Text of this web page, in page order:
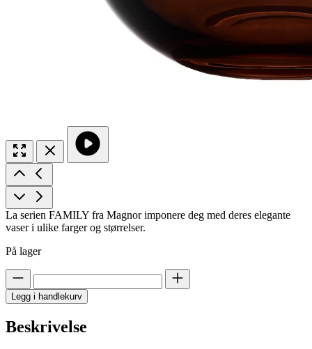
La serien FAMILY fra Magnor imponere deg med deres elegante
vaser i ulike farger og størrelser.
På lager
Legg i handlekurv
Beskrivelse